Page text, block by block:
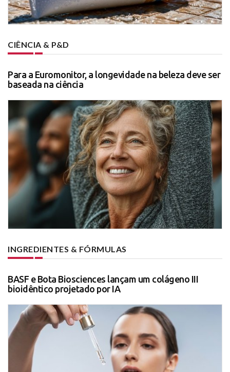
CIÊNCIA & P&D
Para a Euromonitor, a longevidade na beleza deve ser
baseada na ciência
INGREDIENTES & FÓRMULAS
BASF e Bota Biosciences lançam um colágeno III
bioidêntico projetado por IA